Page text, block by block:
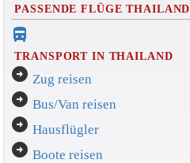
PASSENDE FLÜGE THAILAND
directions_bus_filled
TRANSPORT IN THAILAND
arrow_circle_right Zug reisen
arrow_circle_right Bus/Van reisen
arrow_circle_right Hausflügler
arrow_circle_right Boote reisen